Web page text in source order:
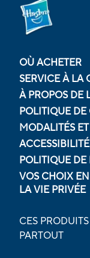
OÙ ACHETER
SERVICE À LA
À PROPOS DE
POLITIQUE
MODALITÉS
ACCESSIBILITÉ
POLITIQUE
VOS CHOIX
LA VIE PRIVÉE
CES
PARTOUT